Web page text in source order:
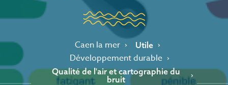
Caen la mer Utile
Développement durable
Qualité de l'air et cartographie du
bruit